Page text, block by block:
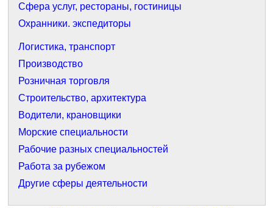
Сфера услуг, рестораны, гостиницы
Охранники. экспедиторы
Логистика, транспорт
Производство
Розничная торговля
Строительство, архитектура
Водители, крановщики
Морские специальности
Рабочие разных специальностей
Работа за рубежом
Другие сферы деятельности